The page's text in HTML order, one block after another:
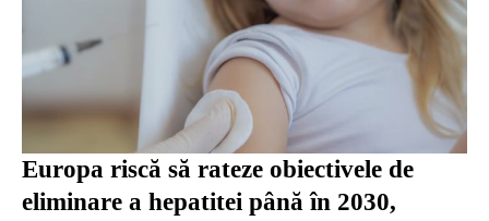
Europa riscă să rateze obiectivele de
eliminare a hepatitei până în 2030,